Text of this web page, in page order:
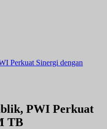
Perkuat Sinergi dengan
PWI Perkuat
TB